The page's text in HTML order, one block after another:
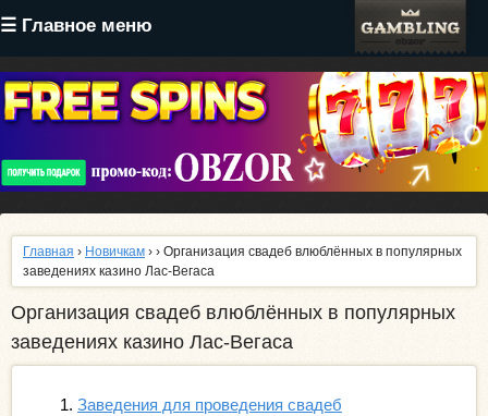
☰ Главное меню
содержанию
Главная › Новичкам › › Организация свадеб влюблённых в популярных
заведениях казино Лас-Вегаса
Организация свадеб влюблённых в популярных
заведениях казино Лас-Вегаса
Заведения для проведения свадеб